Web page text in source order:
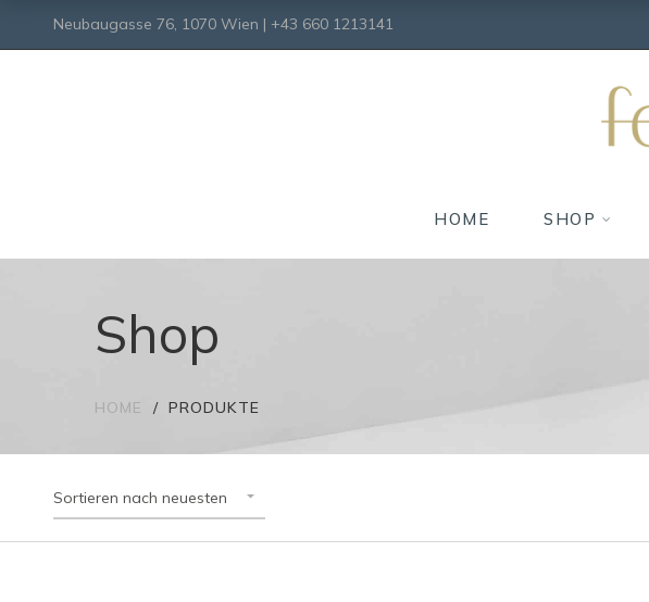
Neubaugasse 76, 1070 Wien | +43 660 1213141
HOME SHOP
Shop
HOME PRODUKTE
Sortieren nach neuesten